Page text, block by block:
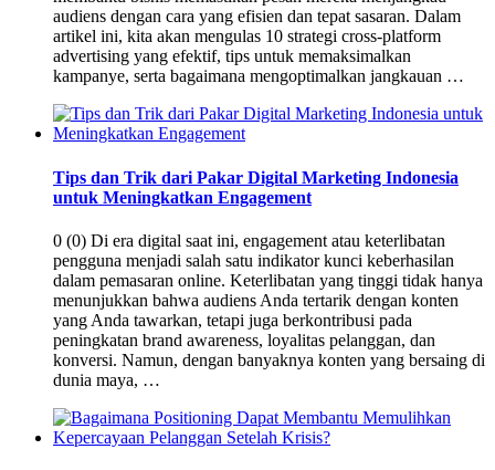
audiens dengan cara yang efisien dan tepat sasaran. Dalam
artikel ini, kita akan mengulas 10 strategi cross-platform
advertising yang efektif, tips untuk memaksimalkan
kampanye, serta bagaimana mengoptimalkan jangkauan …
Tips dan Trik dari Pakar Digital Marketing Indonesia
untuk Meningkatkan Engagement
0 (0) Di era digital saat ini, engagement atau keterlibatan
pengguna menjadi salah satu indikator kunci keberhasilan
dalam pemasaran online. Keterlibatan yang tinggi tidak hanya
menunjukkan bahwa audiens Anda tertarik dengan konten
yang Anda tawarkan, tetapi juga berkontribusi pada
peningkatan brand awareness, loyalitas pelanggan, dan
konversi. Namun, dengan banyaknya konten yang bersaing di
dunia maya, …